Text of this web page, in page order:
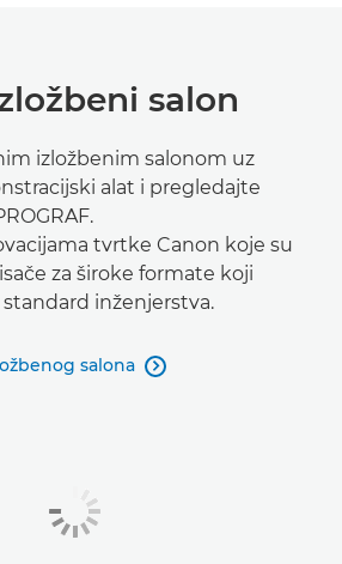
salon
izložbenim salonom uz
alat i pregledajte
tvrtke Canon koje su
za široke formate koji
inženjerstva.
salona 